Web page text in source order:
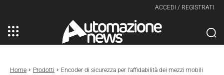
ACCEDI / REGISTRATI
Home Prodotti Encoder di sicurezza per l'affidabilità dei mezzi mobili